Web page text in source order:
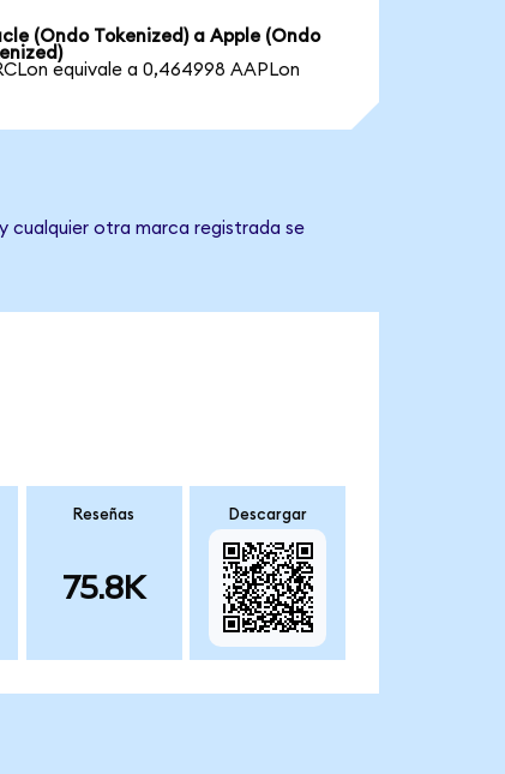
(Ondo Tokenized) a Apple (Ondo
equivale a 0,464998 AAPLon
cualquier otra marca registrada se
Reseñas
75.8K
Descargar